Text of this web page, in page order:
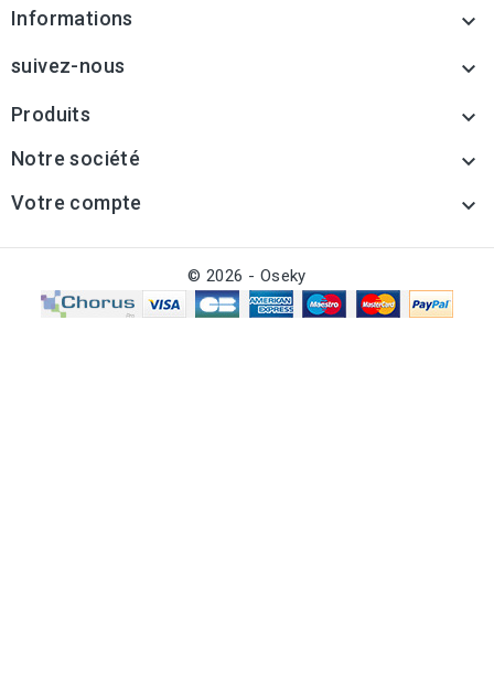
Informations 
suivez-nous 
Produits 
Notre société 
Votre compte 
© 2026 - Oseky